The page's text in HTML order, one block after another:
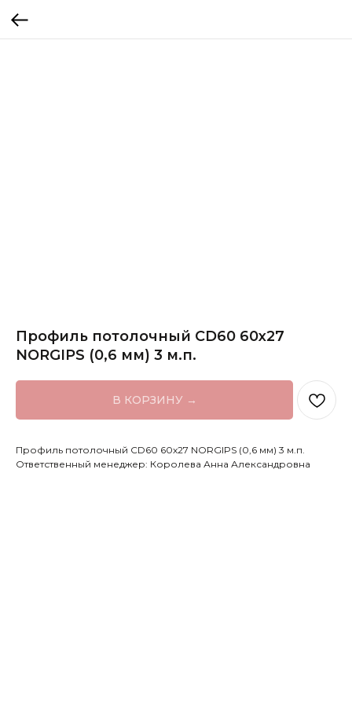
Профиль потолочный CD60 60х27
NORGIPS (0,6 мм) 3 м.п.
В КОРЗИНУ →
Профиль потолочный CD60 60х27 NORGIPS (0,6 мм) 3 м.п.
Ответственный менеджер: Королева Анна Александровна